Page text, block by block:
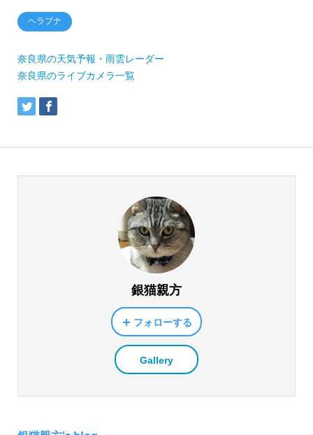
ヘラブナ
奈良県の天気予報・雨雲レーダー
奈良県のライブカメラ一覧
銀猫親方
フォローする
Gallery